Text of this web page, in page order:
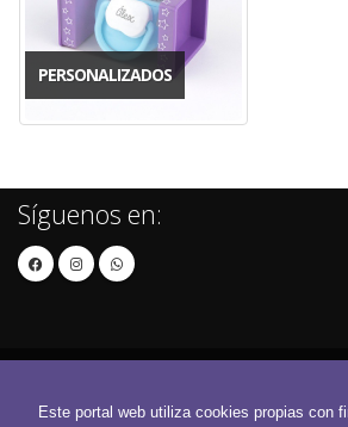
Este portal web utiliza cookies propias con
PERSONALIZADOS
Síguenos en: